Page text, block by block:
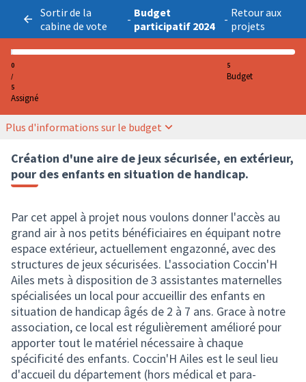
Sortir de la
cabine de vote
- Budget
participatif 2024
- Retour aux
projets
0
/
5
Assigné
5
Budget
Plus d'informations sur le budget
Création d'une aire de jeux sécurisée, en extérieur,
pour des enfants en situation de handicap.
Par cet appel à projet nous voulons donner l'accès au
grand air à nos petits bénéficiaires en équipant notre
espace extérieur, actuellement engazonné, avec des
structures de jeux sécurisées. L'association Coccin'H
Ailes mets à disposition de 3 assistantes maternelles
spécialisées un local pour accueillir des enfants en
situation de handicap âgés de 2 à 7 ans. Grace à notre
association, ce local est régulièrement amélioré pour
apporter tout le matériel nécessaire à chaque
spécificité des enfants. Coccin'H Ailes est le seul lieu
d'accueil du département (hors médical et para-